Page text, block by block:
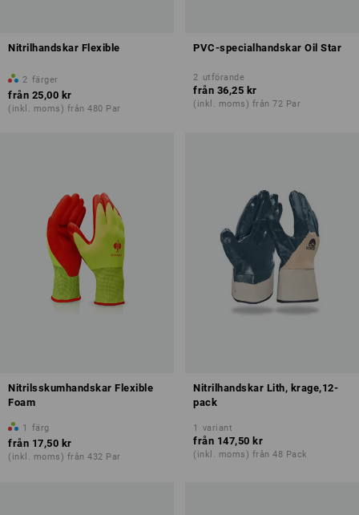
Nitrilhandskar Flexible
2 färger
från 25,00 kr
(inkl. moms) från 480 Par
PVC-specialhandskar Oil Star
2 utförande
från 36,25 kr
(inkl. moms) från 72 Par
Nitrilsskumhandskar Flexible
Foam
1 färg
från 17,50 kr
(inkl. moms) från 432 Par
Nitrilhandskar Lith, krage,12-
pack
1 variant
från 147,50 kr
(inkl. moms) från 48 Pack